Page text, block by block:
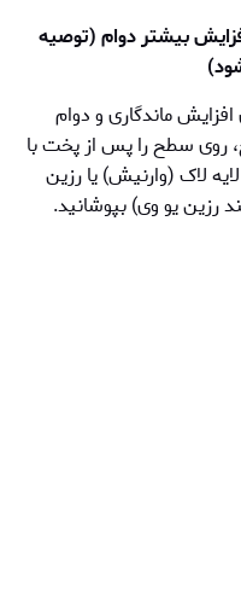
بيشتر دوام (توصيه
افزایش ماندگاری و دوام
روی سطح را پس از پخت با
لاک (وارنیش) یا رزین
رزین یو وی) بپوشانید.